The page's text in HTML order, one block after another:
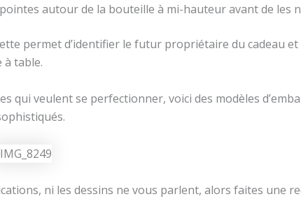
autour de la bouteille à mi-hauteur avant de les
permet d’identifier le futur propriétaire du cadeau et
à table.
qui veulent se perfectionner, voici des modèles
ni les dessins ne vous parlent, alors faites une